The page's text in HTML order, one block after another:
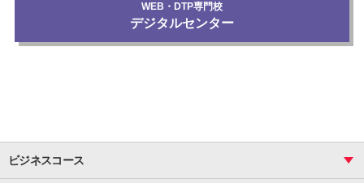
WEB・DTP専門校
デジタルセンター
ビジネスコース